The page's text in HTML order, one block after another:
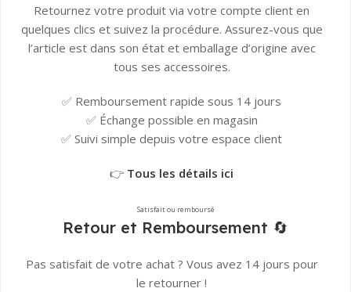
Retournez votre produit via votre compte client en
quelques clics et suivez la procédure. Assurez-vous que
l’article est dans son état et emballage d’origine avec
tous ses accessoires.
✅ Remboursement rapide sous 14 jours
✅ Échange possible en magasin
✅ Suivi simple depuis votre espace client
👉 Tous les détails ici
Satisfait ou remboursé
Retour et Remboursement 🔄
Pas satisfait de votre achat ? Vous avez 14 jours pour
le retourner !